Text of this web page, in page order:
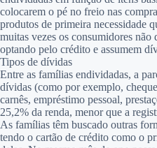
colocarem o pé no freio nas
produtos de primeira necessidade
muitas vezes os consumidores
optando pelo crédito e assumem
Tipos de dívidas
Entre as famílias endividadas, a
dívidas (como por exemplo,
carnês, empréstimo pessoal,
25,2% da renda, menor que a
As famílias têm buscado outras
tendo o cartão de crédito como o